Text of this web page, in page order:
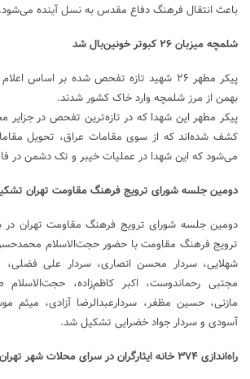
باعث انتقال فرهنگ دفاع مقدس به نسل‌ آینده می‌شود.
شلمچه میزبان ۲۶ کبوتر خونین‌بال شد
بهمن از مرز شلمچه وارد خاک کشور شدند.
پیکر مطهر این شهدا که در تازه‌ترین تفحص در جزایر
کشف شده‌‌اند که از سوی مقامات عراق، تحویل
می‌شود که این شهدا در عملیات خیبر و تک دشمن در
دومین جلسه شورای ترویج فرهنگ مقاومت تهران
دومین جلسه شورای ترویج فرهنگ مقاومت تهران
ترویج فرهنگ مقاومت با حضور حجت‌الاسلام
شهلایی، سردار محسن انصاری، سردار علی
مجتبی رحماندوست، اکبر کاظم‌زاده، حجت‌الاسلام
مازنی، حسین مظفر، سردارعبدالرضا آزادی، میثم
آسودی و سردار جواد خضرایی تشکیل شد.
راه‌اندازی ۳۷۴ خانه‌ ایثارگران در سرای محلات شهر تهران